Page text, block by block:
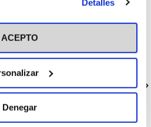
Para más información puedes
Cookies
Detalles
ACEPTO
Denegar
Siguiente